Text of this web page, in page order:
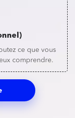
ce que vous
comprendre.